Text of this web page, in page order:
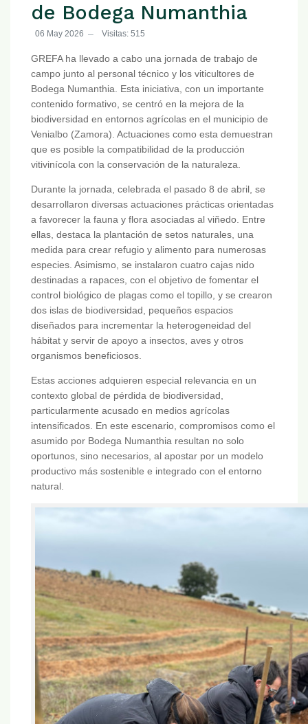
de Bodega Numanthia
06 May 2026 Visitas: 515
GREFA ha llevado a cabo una jornada de trabajo de
campo junto al personal técnico y los viticultores de
Bodega Numanthia. Esta iniciativa, con un importante
contenido formativo, se centró en la mejora de la
biodiversidad en entornos agrícolas en el municipio de
Venialbo (Zamora). Actuaciones como esta demuestran
que es posible la compatibilidad de la producción
vitivinícola con la conservación de la naturaleza.
Durante la jornada, celebrada el pasado 8 de abril, se
desarrollaron diversas actuaciones prácticas orientadas
a favorecer la fauna y flora asociadas al viñedo. Entre
ellas, destaca la plantación de setos naturales, una
medida para crear refugio y alimento para numerosas
especies. Asimismo, se instalaron cuatro cajas nido
destinadas a rapaces, con el objetivo de fomentar el
control biológico de plagas como el topillo, y se crearon
dos islas de biodiversidad, pequeños espacios
diseñados para incrementar la heterogeneidad del
hábitat y servir de apoyo a insectos, aves y otros
organismos beneficiosos.
Estas acciones adquieren especial relevancia en un
contexto global de pérdida de biodiversidad,
particularmente acusado en medios agrícolas
intensificados. En este escenario, compromisos como el
asumido por Bodega Numanthia resultan no solo
oportunos, sino necesarios, al apostar por un modelo
productivo más sostenible e integrado con el entorno
natural.